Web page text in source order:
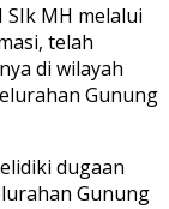
SIk MH melalui
telah
di wilayah
Gunung
dugaan
Gunung